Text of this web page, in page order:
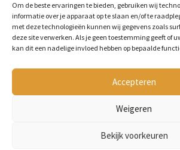
Om de beste ervaringen te bieden, gebruiken wij
informatie over je apparaat op te slaan en/of te
met deze technologieën kunnen wij gegevens zoals
deze site verwerken. Als je geen toestemming geeft of
kan dit een nadelige invloed hebben op bepaalde
Accepteren
Weigeren
Bekijk voorkeuren
BUITENLAND: HOE HOUD JE
REKENING MET
ONGEWENSTE DIEREN?
BY LILIAN 3 JAAR AGO
Als je op vakantie gaat naar het
buitenland, is niet alleen het cultuur en
de temperatuur anders, ook kan het zijn
dat er verschillende dieren...